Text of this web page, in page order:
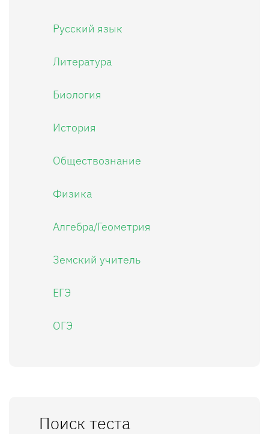
Русский язык
Литература
Биология
История
Обществознание
Физика
Алгебра/Геометрия
Земский учитель
ЕГЭ
ОГЭ
Поиск теста